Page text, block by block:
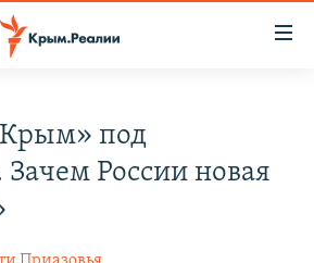
под
Зачем России новая